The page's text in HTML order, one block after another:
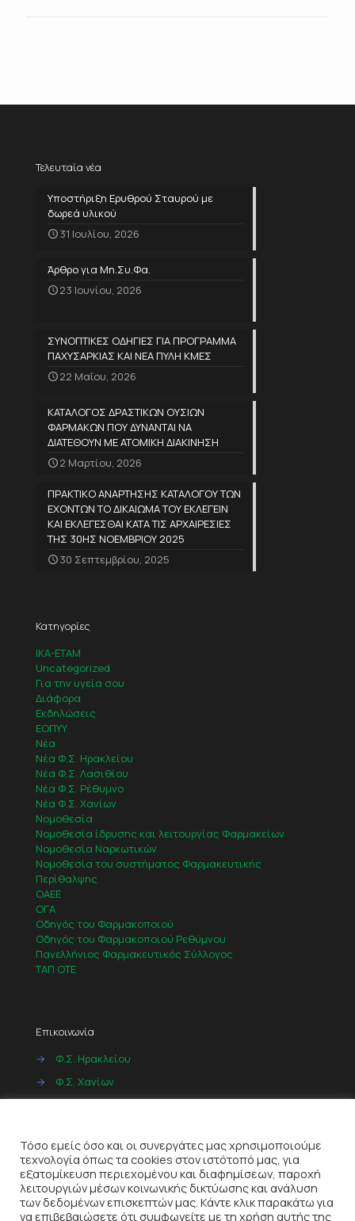
Τελευταία νέα
Υποστήριξη Ερυθρού Σταυρού με
δωρεά υλικού
31 Ιουλίου, 2026
Άρθρο για Μη.Συ.Φα.
23 Ιουνίου, 2026
ΣΥΝΟΠΤΙΚΕΣ ΟΔΗΓΙΕΣ ΓΙΑ ΠΡΟΓΡΑΜΜΑ
ΠΑΧΥΣΑΡΚΙΑΣ ΚΑΙ ΝΕΑ ΠΥΛΗ ΚΜΕΣ
22 Μαΐου, 2026
ΚΑΤΑΛΟΓΟΣ ΔΡΑΣΤΙΚΩΝ ΟΥΣΙΩΝ
ΦΑΡΜΑΚΩΝ ΠΟΥ ΔΥΝΑΝΤΑΙ ΝΑ
ΔΙΑΤΕΘΟΥΝ ΜΕ ΑΤΟΜΙΚΗ ΔΙΑΚΙΝΗΣΗ
2 Μαρτίου, 2026
ΠΡΑΚΤΙΚΟ ΑΝΑΡΤΗΣΗΣ ΚΑΤΑΛΟΓΟΥ ΤΩΝ
ΕΧΟΝΤΩΝ ΤΟ ΔΙΚΑΙΩΜΑ ΤΟΥ ΕΚΛΕΓΕΙΝ
ΚΑΙ ΕΚΛΕΓΕΣΘΑΙ ΚΑΤΑ ΤΙΣ ΑΡΧΑΙΡΕΣΙΕΣ
ΤΗΣ 30ΗΣ ΝΟΕΜΒΡΙΟΥ 2025
30 Σεπτεμβρίου, 2025
Κατηγορίες
IKA-ETAM
Uncategorized
Για την υγεία σου
Διάφορα
Εκδηλώσεις
ΕΟΠΥΥ
Νέα
Νέα Φ.Σ. Ηρακλείου
Νέα Φ.Σ. Λασιθίου
Νέα Φ.Σ. Ρέθυμνο
Νέα Φ.Σ. Χανίων
Νομοθεσία
Νομοθεσία ίδρυσης και λειτουργίας Φαρμακείων
Νομοθεσία Ναρκωτικών
Νομοθεσία του συστήματος Φαρμακευτικής
Περίθαλψης
ΟΑΕΕ
ΟΓΑ
Οδηγός του Φαρμακοποιού
Οδηγός του Φαρμακοποιού Ρεθύμνου
Πανελλήνιος Φαρμακευτικός Σύλλογος
ΤΑΠ ΟΤΕ
Επικοινωνία
→
Φ.Σ. Ηρακλείου
→
Φ.Σ. Χανίων
Τόσο εμείς όσο και οι συνεργάτες μας χρησιμοποιούμε
τεχνολογία όπως τα cookies στον ιστότοπό μας, για
εξατομίκευση περιεχομένου και διαφημίσεων, παροχή
λειτουργιών μέσων κοινωνικής δικτύωσης και ανάλυση
των δεδομένων επισκεπτών μας. Κάντε κλικ παρακάτω για
να επιβεβαιώσετε ότι συμφωνείτε με τη χρήση αυτής της